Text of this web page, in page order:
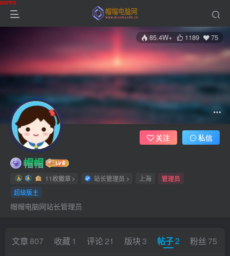
85.4W+ 1189 75
帽帽
11枚徽章 站长管理员 上海
管理员
超级版主
帽帽电脑网站长管理员
关注 私信
文章 807 收藏 1 评论21 版块 3 帖子2 粉丝 75